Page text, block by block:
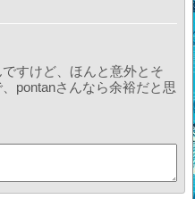
すけど、ほんと意外とそ
pontanさんなら余裕だと思